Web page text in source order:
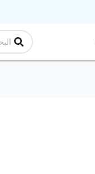
Search
...